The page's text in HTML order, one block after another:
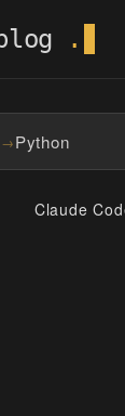
→Python
Claude